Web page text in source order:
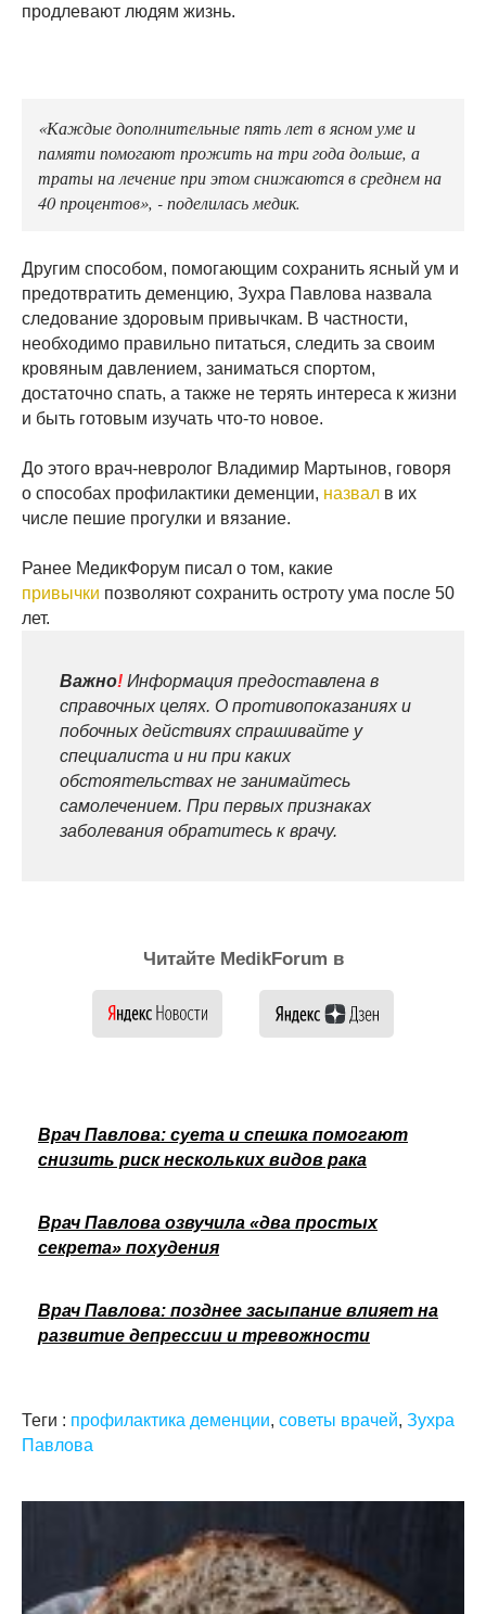
продлевают людям жизнь.
«Каждые дополнительные пять лет в ясном уме и
памяти помогают прожить на три года дольше, а
траты на лечение при этом снижаются в среднем на
40 процентов», - поделилась медик.
Другим способом, помогающим сохранить ясный ум и
предотвратить деменцию, Зухра Павлова назвала
следование здоровым привычкам. В частности,
необходимо правильно питаться, следить за своим
кровяным давлением, заниматься спортом,
достаточно спать, а также не терять интереса к жизни
и быть готовым изучать что-то новое.
До этого врач-невролог Владимир Мартынов, говоря
о способах профилактики деменции, назвал в их
числе пешие прогулки и вязание.
Ранее МедикФорум писал о том, какие
привычки позволяют сохранить остроту ума после 50
лет.
Важно! Информация предоставлена в
справочных целях. О противопоказаниях и
побочных действиях спрашивайте у
специалиста и ни при каких
обстоятельствах не занимайтесь
самолечением. При первых признаках
заболевания обратитесь к врачу.
Читайте MedikForum в
Врач Павлова: суета и спешка помогают
снизить риск нескольких видов рака
Врач Павлова озвучила «два простых
секрета» похудения
Врач Павлова: позднее засыпание влияет на
развитие депрессии и тревожности
Теги : профилактика деменции, советы врачей, Зухра
Павлова